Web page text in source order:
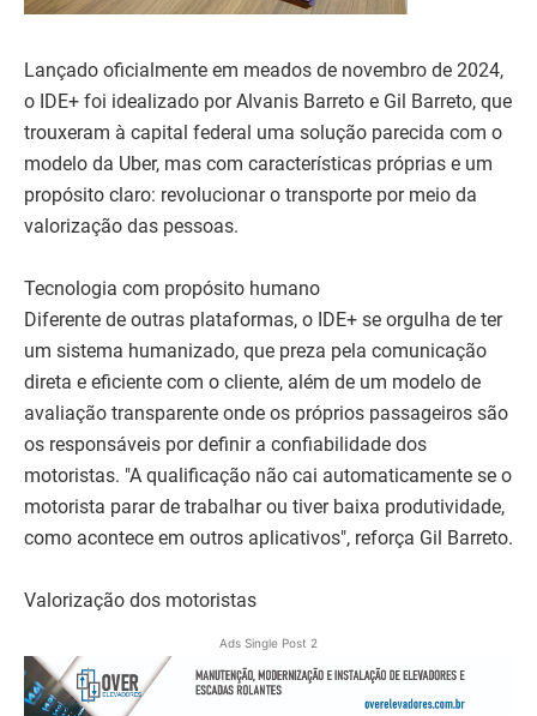
Lançado oficialmente em meados de novembro de 2024,
o IDE+ foi idealizado por Alvanis Barreto e Gil Barreto, que
trouxeram à capital federal uma solução parecida com o
modelo da Uber, mas com características próprias e um
propósito claro: revolucionar o transporte por meio da
valorização das pessoas.
Tecnologia com propósito humano
Diferente de outras plataformas, o IDE+ se orgulha de ter
um sistema humanizado, que preza pela comunicação
direta e eficiente com o cliente, além de um modelo de
avaliação transparente onde os próprios passageiros são
os responsáveis por definir a confiabilidade dos
motoristas. "A qualificação não cai automaticamente se o
motorista parar de trabalhar ou tiver baixa produtividade,
como acontece em outros aplicativos", reforça Gil Barreto.
Valorização dos motoristas
Ads Single Post 2